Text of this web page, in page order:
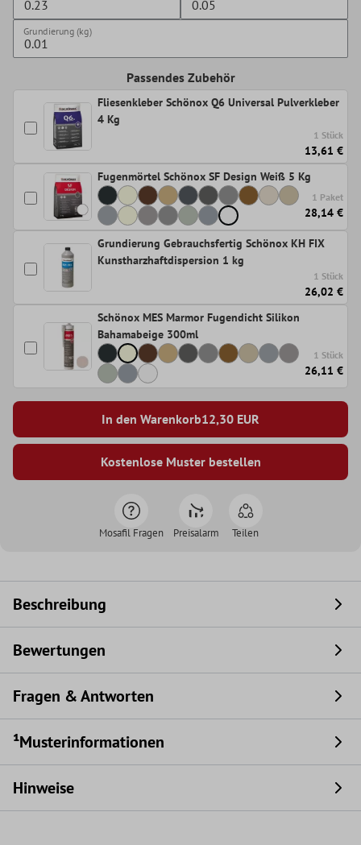
Grundierung (kg)
Passendes Zubehör
Fliesenkleber Schönox Q6 Universal Pulverkleber
4 Kg
1 Stück
13,61 €
Fugenmörtel Schönox SF Design Weiß 5 Kg
1 Paket
28,14 €
Grundierung Gebrauchsfertig Schönox KH FIX
Kunstharzhaftdispersion 1 kg
1 Stück
26,02 €
Schönox MES Marmor Fugendicht Silikon
Bahamabeige 300ml
1 Stück
26,11 €
In den Warenkorb12,30 EUR
Kostenlose Muster bestellen
Mosafil Fragen Preisalarm Teilen
Beschreibung
Bewertungen
Fragen & Antworten
¹Musterinformationen
Hinweise